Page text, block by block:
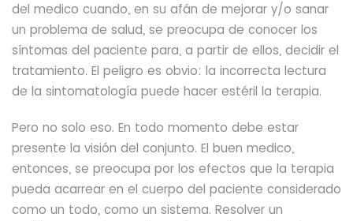
del medico cuando, en su afán de mejorar y/o sanar
un problema de salud, se preocupa de conocer los
síntomas del paciente para, a partir de ellos, decidir el
tratamiento. El peligro es obvio: la incorrecta lectura
de la sintomatología puede hacer estéril la terapia.
Pero no solo eso. En todo momento debe estar
presente la visión del conjunto. El buen medico,
entonces, se preocupa por los efectos que la terapia
pueda acarrear en el cuerpo del paciente considerado
como un todo, como un sistema. Resolver un